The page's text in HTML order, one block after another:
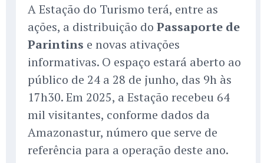
A Estação do Turismo terá, entre as
ações, a distribuição do Passaporte de
Parintins e novas ativações
informativas. O espaço estará aberto ao
público de 24 a 28 de junho, das 9h às
17h30. Em 2025, a Estação recebeu 64
mil visitantes, conforme dados da
Amazonastur, número que serve de
referência para a operação deste ano.